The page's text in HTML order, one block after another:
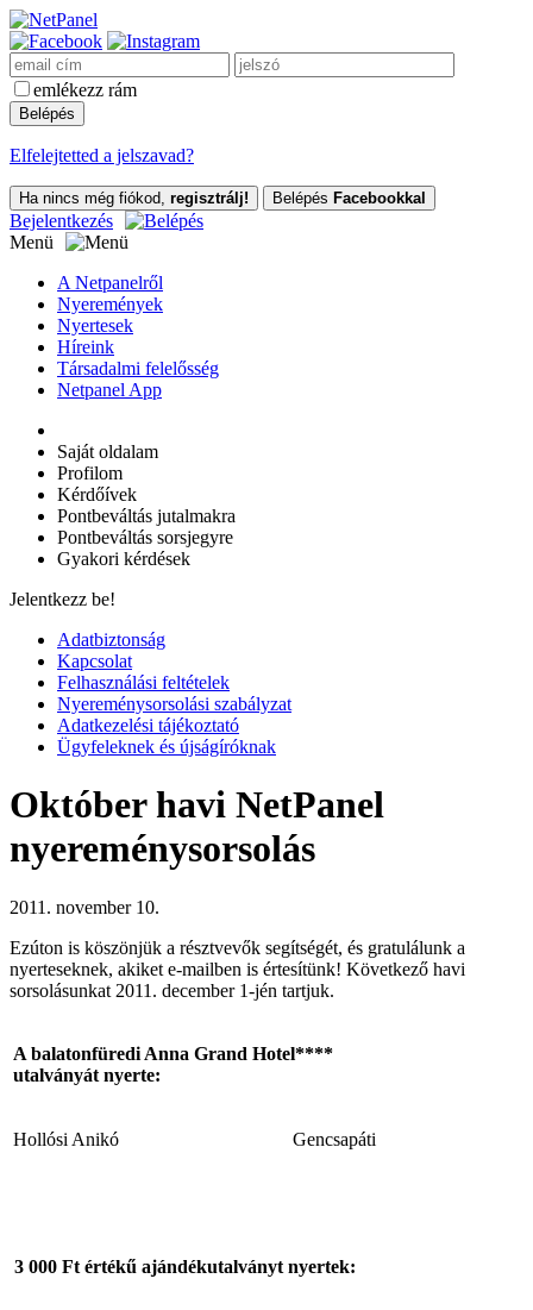
emlékezz rám
Elfelejtetted a jelszavad?
Ha nincs még fiókod, regisztrálj! Belépés Facebookkal
Bejelentkezés
Menü
A Netpanelről
Nyeremények
Nyertesek
Híreink
Társadalmi felelősség
Netpanel App
Saját oldalam
Profilom
Kérdőívek
Pontbeváltás jutalmakra
Pontbeváltás sorsjegyre
Gyakori kérdések
Jelentkezz be!
Adatbiztonság
Kapcsolat
Felhasználási feltételek
Nyereménysorsolási szabályzat
Adatkezelési tájékoztató
Ügyfeleknek és újságíróknak
Október havi NetPanel
nyereménysorsolás
2011. november 10.
Ezúton is köszönjük a résztvevők segítségét, és gratulálunk a
nyerteseknek, akiket e-mailben is értesítünk! Következő havi
sorsolásunkat 2011. december 1-jén tartjuk.
A balatonfüredi Anna Grand Hotel****
utalványát nyerte:
Hollósi Anikó Gencsapáti
3 000 Ft értékű ajándékutalványt nyertek: